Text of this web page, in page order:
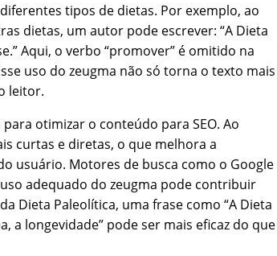
tipos de dietas. Por exemplo, ao
dietas, um autor pode escrever: “A Dieta
Aqui, o verbo “promover” é omitido na
uso do zeugma não só torna o texto mais
leitor.
otimizar o conteúdo para SEO. Ao
curtas e diretas, o que melhora a
usuário. Motores de busca como o Google
adequado do zeugma pode contribuir
Dieta Paleolítica, uma frase como “A Dieta
a longevidade” pode ser mais eficaz do que